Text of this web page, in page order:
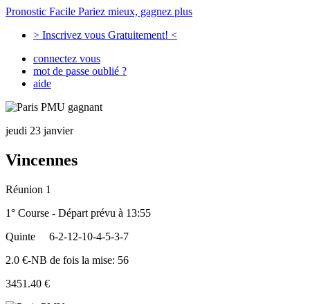
Pronostic Facile Pariez mieux, gagnez plus
> Inscrivez vous Gratuitement! <
connectez vous
mot de passe oublié ?
aide
jeudi 23 janvier
Vincennes
Réunion 1
1° Course - Départ prévu à 13:55
Quinte
6-2-12-10-4-5-3-7
2.0 €-NB de fois la mise: 56
3451.40 €